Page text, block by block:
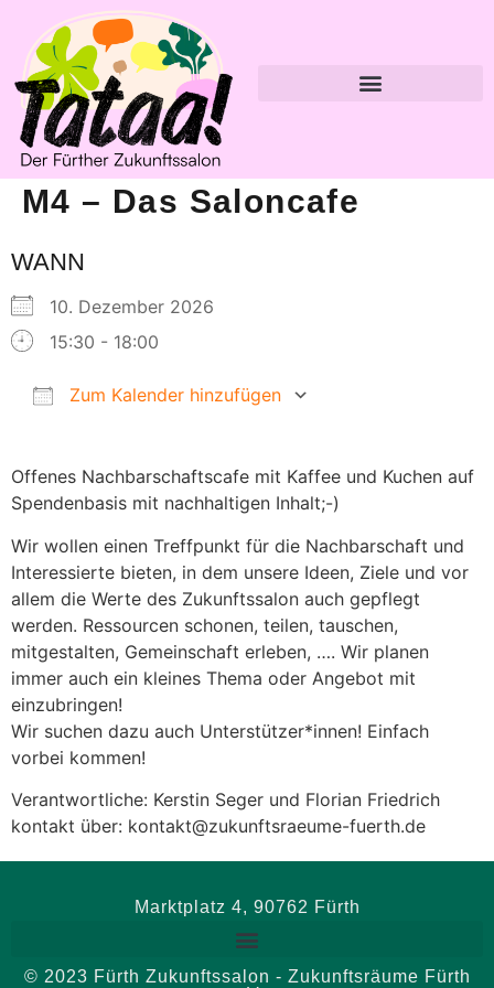
M4 – Das Saloncafe
WANN
10. Dezember 2026
15:30 - 18:00
Zum Kalender hinzufügen
Offenes Nachbarschaftscafe mit Kaffee und Kuchen auf
Spendenbasis mit nachhaltigen Inhalt;-)
Wir wollen einen Treffpunkt für die Nachbarschaft und
Interessierte bieten, in dem unsere Ideen, Ziele und vor
allem die Werte des Zukunftssalon auch gepflegt
werden. Ressourcen schonen, teilen, tauschen,
mitgestalten, Gemeinschaft erleben, …. Wir planen
immer auch ein kleines Thema oder Angebot mit
einzubringen!
Wir suchen dazu auch Unterstützer*innen! Einfach
vorbei kommen!
Verantwortliche: Kerstin Seger und Florian Friedrich
kontakt über: kontakt@zukunftsraeume-fuerth.de
Marktplatz 4, 90762 Fürth
© 2023 Fürth Zukunftssalon - Zukunftsräume Fürth